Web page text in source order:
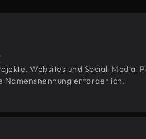
Websites und Social-Media-
Namensnennung erforderlich.